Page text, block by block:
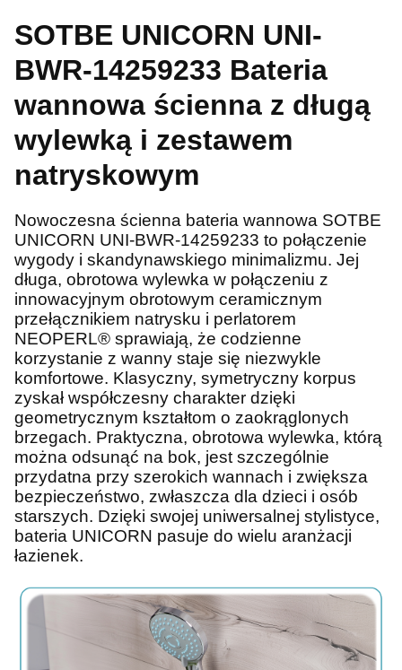
SOTBE UNICORN UNI-
BWR-14259233 Bateria
wannowa ścienna z długą
wylewką i zestawem
natryskowym
Nowoczesna ścienna bateria wannowa SOTBE
UNICORN UNI-BWR-14259233 to połączenie
wygody i skandynawskiego minimalizmu. Jej
długa, obrotowa wylewka w połączeniu z
innowacyjnym obrotowym ceramicznym
przełącznikiem natrysku i perlatorem
NEOPERL® sprawiają, że codzienne
korzystanie z wanny staje się niezwykle
komfortowe. Klasyczny, symetryczny korpus
zyskał współczesny charakter dzięki
geometrycznym kształtom o zaokrąglonych
brzegach. Praktyczna, obrotowa wylewka, którą
można odsunąć na bok, jest szczególnie
przydatna przy szerokich wannach i zwiększa
bezpieczeństwo, zwłaszcza dla dzieci i osób
starszych. Dzięki swojej uniwersalnej stylistyce,
bateria UNICORN pasuje do wielu aranżacji
łazienek.